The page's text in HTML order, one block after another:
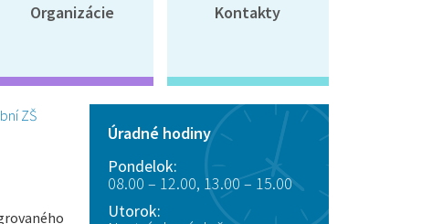
Organizácie Kontakty
ZŠ
Úradné hodiny
Pondelok:
08.00 – 12.00, 13.00 – 15.00
Utorok: